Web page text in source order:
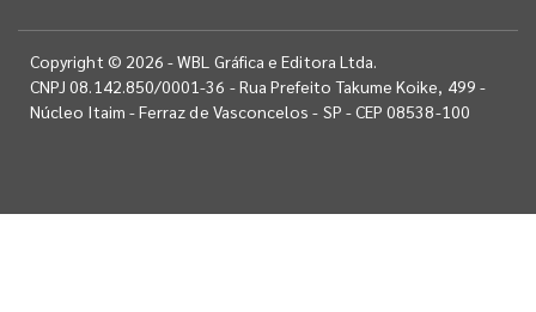
Copyright © 2026 - WBL Gráfica e Editora Ltda.
CNPJ 08.142.850/0001-36 - Rua Prefeito Takume Koike, 499 -
Núcleo Itaim - Ferraz de Vasconcelos - SP - CEP 08538-100